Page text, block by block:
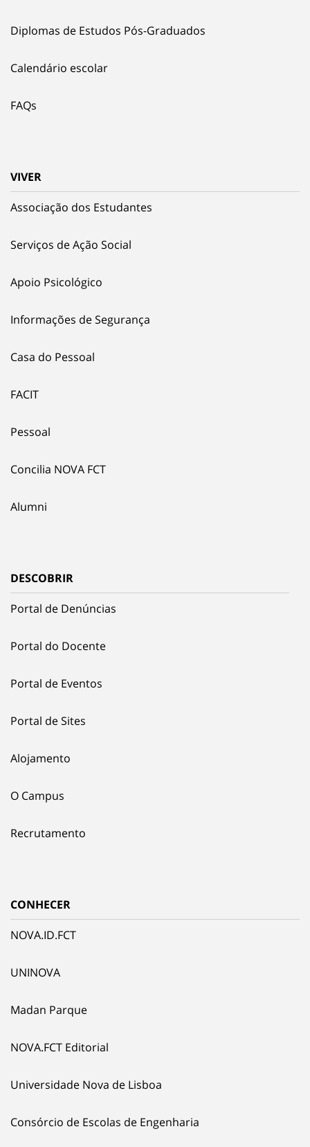
Diplomas de Estudos Pós-Graduados
Calendário escolar
FAQs
VIVER
Associação dos Estudantes
Serviços de Ação Social
Apoio Psicológico
Informações de Segurança
Casa do Pessoal
FACIT
Pessoal
Concilia NOVA FCT
Alumni
DESCOBRIR
Portal de Denúncias
Portal do Docente
Portal de Eventos
Portal de Sites
Alojamento
O Campus
Recrutamento
CONHECER
NOVA.ID.FCT
UNINOVA
Madan Parque
NOVA.FCT Editorial
Universidade Nova de Lisboa
Consórcio de Escolas de Engenharia